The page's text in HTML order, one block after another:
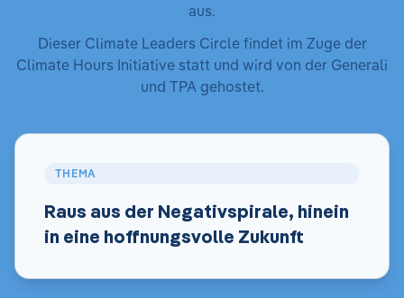
aus.
Dieser Climate Leaders Circle findet im Zuge der
Climate Hours Initiative statt und wird von der Generali
und TPA gehostet.
THEMA
Raus aus der Negativspirale, hinein
in eine hoffnungsvolle Zukunft